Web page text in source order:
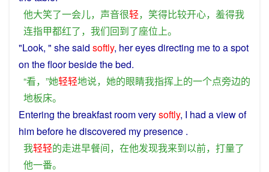
他大笑了一会儿， 声音很轻， 笑得比较开心， 羞得我
连指甲都红了， 我们回到了座位上。
"Look, " shesaid softly, hereyesdirecting metoaspot
on thefloorbesidethebed.
“看，”她轻轻地说， 她的眼睛我指挥上的一个点旁边的
地板床。
Entering thebreakfast roomverysoftly, I had a viewof
himbefore hediscovered mypresence .
我轻轻的走进早餐间， 在他发现我来到以前， 打量了
他一番。